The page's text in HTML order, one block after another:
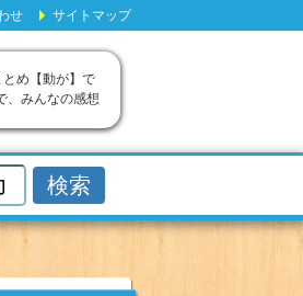
め【動が】で
、みんなの感想
せ サイトマップ